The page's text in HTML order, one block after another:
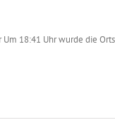
18:41 Uhr wurde die